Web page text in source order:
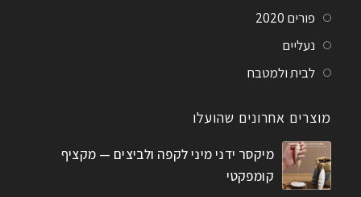
פורים 2020
נעליים
לבית ולמטבח
מוצרים אחרונים שהועלו
מיקסר ידני מיני לקפה ולביצים — מקציף
קומפקטי